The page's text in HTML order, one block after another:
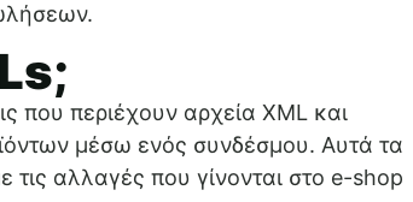
που περιέχουν αρχεία XML και
μέσω ενός συνδέσμου. Αυτά τα
αλλαγές που γίνονται στο e-shop